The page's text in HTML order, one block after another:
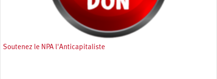
Soutenez le NPA l'Anticapitaliste